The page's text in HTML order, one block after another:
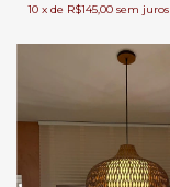
10 x de R$145,00 sem juros